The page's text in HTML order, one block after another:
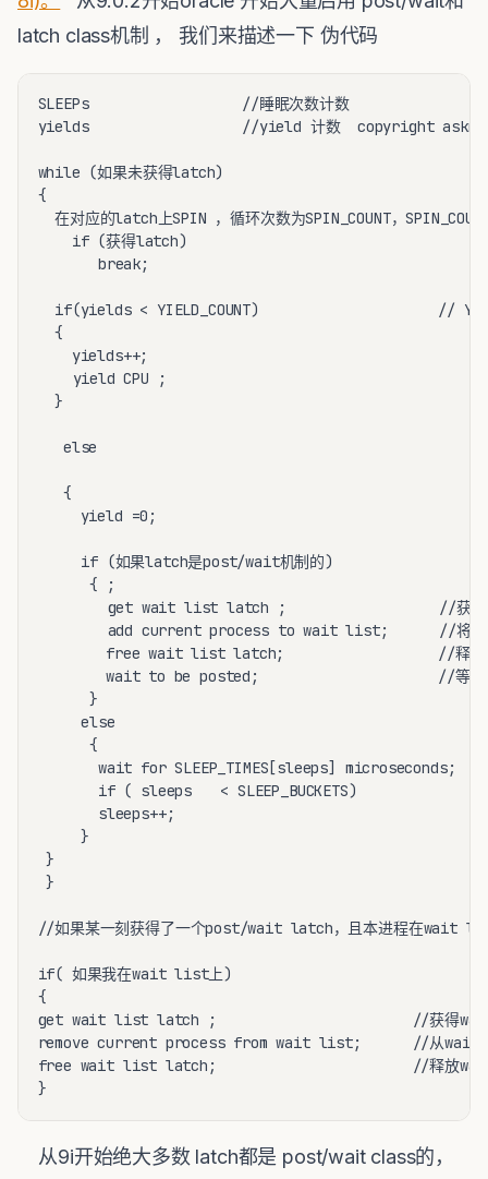
latch class机制 ， 我们来描述一下 伪代码
SLEEPs                  //睡眠次数计数
yields                  //yield 计数  copyright
while (如果未获得latch)
{
在对应的latch上SPIN ，循环次数为SPIN_COUNT，
    if (获得latch)
if(yields < YIELD_COUNT)                     //
  {
    yields++;
  }
   else
   {
     yield =0;
free wait list latch;                  //释
wait to be posted;                     //等待
}
}
//如果某一刻获得了一个post/wait latch，且本进程在wait
if( 如果我在wait list上)
{
get wait list latch ;                       //获得
remove current process from wait list;      //从wait
free wait list latch;                       //释放
}
从9i开始绝大多数 latch都是 post/wait class的，